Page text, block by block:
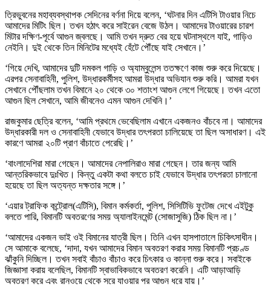
ত্রিভুবনের মহাব্যবস্থাপক সেদিনের বর্ণনা দিয়ে বলেন, ‘ঘটনার দিন এটিসি টাওয়ার নিচে
আমাদের মিটিং ছিল। তখন হঠাৎ করে সাইরেন বেজে উঠল। আমাদের টাওয়ারের চারশ
মিটার দক্ষিণ-পূর্বে আগুন জ্বলছে। আমি তখন দ্রুত বের হয়ে ঘটনাস্থলে যাই, গাড়িও
নেইনি। দুই থেকে তিন মিনিটের মধ্যেই হেঁটে পৌঁছে যাই সেখানে।’
‘গিয়ে দেখি, আমাদের দুটি দমকল গাড়ি ও অ্যাম্বুলেন্স ততক্ষণে কাজ শুরু করে দিয়েছে।
এরপর সেনাবাহিনী, পুলিশ, উদ্ধারকর্মীসহ আমরা উদ্ধার অভিযান শুরু করি। আমরা যখন
সেখানে পৌঁছলাম তখন বিমানে ২০ থেকে ৩০ শতাংশ আগুন লেগে গিয়েছে। তখন এতো
আগুন ছিল সেখানে, আমি জীবনেও এমন আগুন দেখিনি।’
রাজকুমার ছেত্রি বলেন, ‘আমি প্রথমে ভেবেছিলাম এখানে একজনও বাঁচবে না। আমাদের
উদ্ধারকারী দল ও সেনাবাহিনী যেভাবে উদ্ধার তৎপরতা চালিয়েছে তা ছিল অসাধারণ। এই
কারণে আমরা ২০টি প্রাণ বাঁচাতে পেরেছি।’
‘বাংলাদেশিরা মারা গেছেন। আমাদের নেপালিরাও মারা গেছেন। তার জন্য আমি
আন্তরিকভাবে দুঃখিত। কিন্তু একটা কথা বলতে চাই যেভাবে উদ্ধার তৎপরতা চালানো
হয়েছে তা ছিল অত্যন্ত দক্ষতার সঙ্গে।’
‘এয়ার ট্রাফিক কন্ট্রোল(এটিসি), বিমান কর্মকর্তা, পুলিশ, সিসিটিভি ফুটেজ দেখে এইটুকু
বলতে পারি, বিমানটি অবতরণের সময় অ্যালাইনমেন্ট (সোজাসুজি) ঠিক ছিল না।’
‘আমাদের একজন ভাই ওই বিমানের যাত্রী ছিল। তিনি এখন হাসপাতালে চিকিৎসাধীন।
সে আমাকে বলেছে, ‘দাদা, যখন আমাদের বিমান অবতরণ করার সময় বিমানটি প্রচণ্ড
ঝাঁকুনি দিচ্ছিল। তখন সবাই বাঁচাও বাঁচাও করে চিৎকার ও কান্না শুরু করে। সবাইকে
জিজ্ঞাসা করায় বলেছিল, বিমানটি স্বাভাবিকভাবে অবতরণ করেনি। এটি আড়াআড়ি
অবতরণ করে এবং রানওয়ে থেকে সরে যাওয়ার পর আগুন ধরে যায়।’